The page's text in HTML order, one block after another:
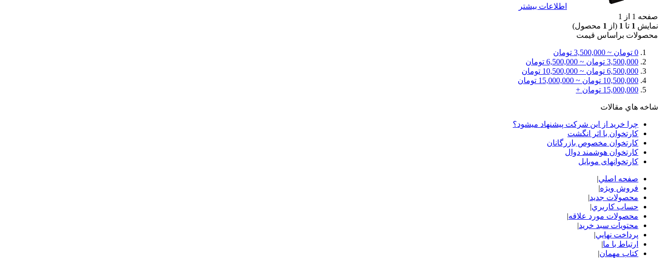
اطلاعات بيشتر
صفحه 1 از 1
نمایش 1 تا 1 (از 1 محصول)
محصولات براساس قيمت
0 تومان ~ 3,500,000 تومان
3,500,000 تومان ~ 6,500,000 تومان
6,500,000 تومان ~ 10,500,000 تومان
10,500,000 تومان ~ 15,000,000 تومان
15,000,000 تومان +
شاخه هاي مقالات
چرا خرید از این شرکت پیشنهاد میشود؟
کارتخوان با اثر انگشت
کارتخوان مخصوص بازرگانان
کارتخوان هوشمند دوال
کارتخوانهای موبایل
صفحه اصلي|
فروش ویژه|
محصولات جدید|
حساب کاربري|
محصولات مورد علاقه|
محتويات سبد خريد|
پرداخت نهايي|
ارتباط با ما|
کتاب مهمان|